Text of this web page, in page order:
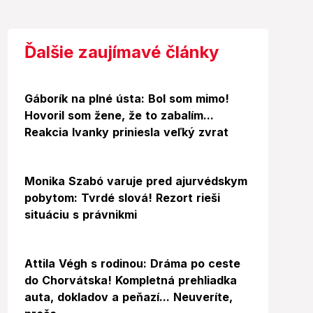
Ďalšie zaujímavé články
Gáborík na plné ústa: Bol som mimo!
Hovoril som žene, že to zabalím...
Reakcia Ivanky priniesla veľký zvrat
Video
Monika Szabó varuje pred ajurvédskym
pobytom: Tvrdé slová! Rezort rieši
situáciu s právnikmi
Video Foto
Attila Végh s rodinou: Dráma po ceste
do Chorvátska! Kompletná prehliadka
auta, dokladov a peňazí... Neuveríte,